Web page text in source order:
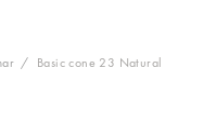
Basic cone 23 Natural